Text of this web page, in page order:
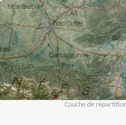
Couche de